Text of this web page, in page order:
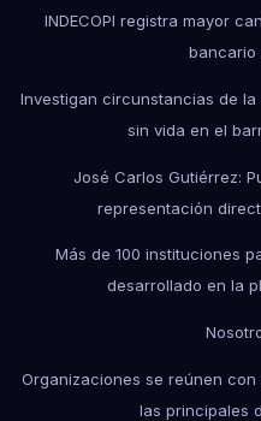
INDECOPI registra mayor
bancario
Investigan circunstancias de
sin vida en el
José Carlos Gutiérrez:
representación
Más de 100 instituciones
desarrollado en la
Organizaciones se reúnen
las principales